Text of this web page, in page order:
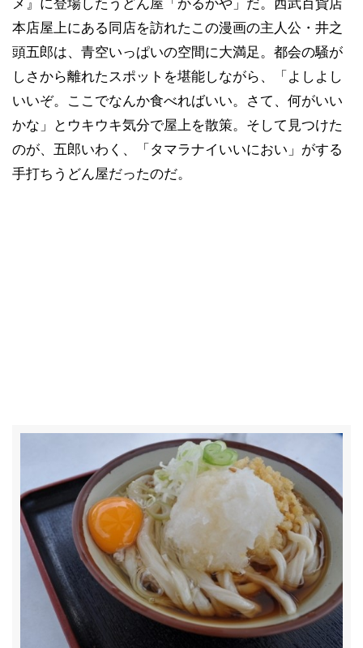
メ』に登場したうどん屋「かるかや」だ。西武百貨店
本店屋上にある同店を訪れたこの漫画の主人公・井之
頭五郎は、青空いっぱいの空間に大満足。都会の騒が
しさから離れたスポットを堪能しながら、「よしよし
いいぞ。ここでなんか食べればいい。さて、何がいい
かな」とウキウキ気分で屋上を散策。そして見つけた
のが、五郎いわく、「タマラナイいいにおい」がする
手打ちうどん屋だったのだ。